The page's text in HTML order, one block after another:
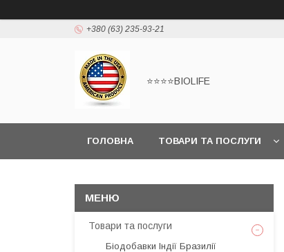
+380 (63) 235-93-21
⭐⭐⭐⭐BIOLIFE
ГОЛОВНА ТОВАРИ ТА ПОСЛУГИ
Товари та послуги
Біодобавки Індії Бразилії